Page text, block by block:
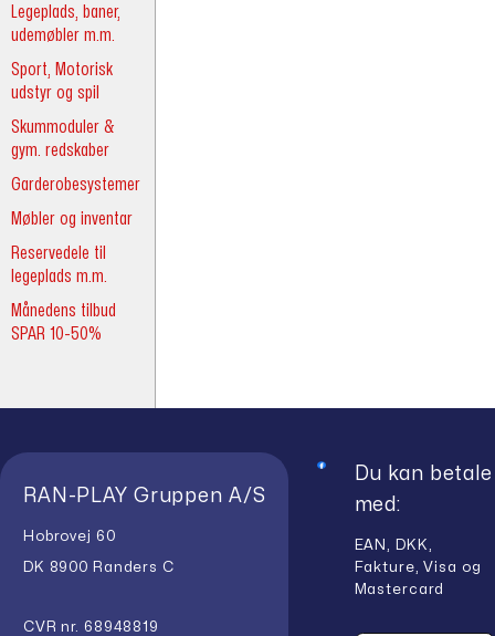
Legeplads, baner,
udemøbler m.m.
Sport, Motorisk
udstyr og spil
Skummoduler &
gym. redskaber
Garderobesystemer
Møbler og inventar
Reservedele til
legeplads m.m.
Månedens tilbud
SPAR 10-50%
RAN-PLAY Gruppen A/S
Hobrovej 60
DK 8900 Randers C
CVR nr. 68948819
Du kan betale
med:
EAN, DKK,
Fakture, Visa og
Mastercard